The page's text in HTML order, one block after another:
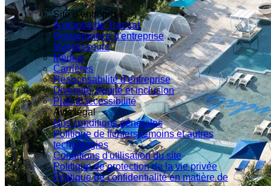
Site d’entreprise
À propos de Transat
Gouvernance d'entreprise
Investisseurs
Médias
Carrières
Responsabilité d'entreprise
Diversité, équité et inclusion
Plan d'accessibilité
Avis légal
Nos conditions générales
Politique de fichiers témoins et autres
technologies
Conditions d'utilisation du site
Politique de protection de la vie privée
Politique de confidentialité en matière de